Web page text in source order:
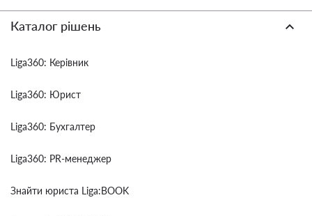
Каталог рішень
Liga360: Керівник
Liga360: Юрист
Liga360: Бухгалтер
Liga360: PR-менеджер
Знайти юриста Liga:BOOK